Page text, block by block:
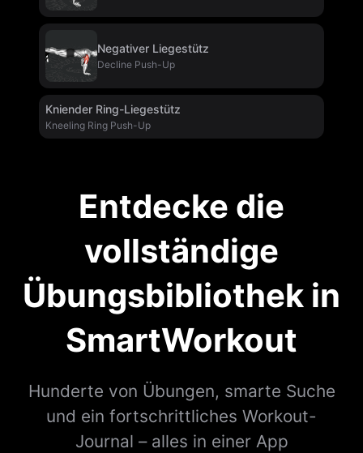
Negativer Liegestütz
Decline Push-Up
Kniender Ring-Liegestütz
Kneeling Ring Push-Up
Entdecke die
vollständige
Übungsbibliothek in
SmartWorkout
Hunderte von Übungen, smarte Suche
und ein fortschrittliches Workout-
Journal – alles in einer App